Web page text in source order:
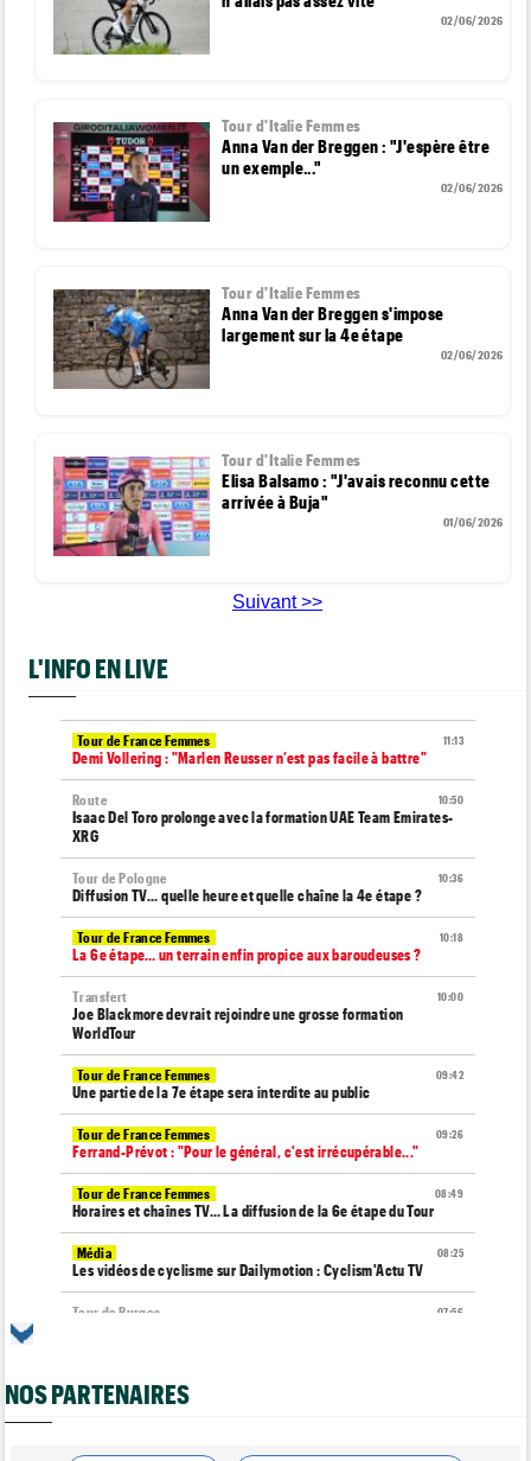
02/06/2026
Tour d'Italie Femmes
Anna Van der Breggen : "J'espère être
un exemple..."
02/06/2026
Tour d'Italie Femmes
Anna Van der Breggen s'impose
largement sur la 4e étape
02/06/2026
Tour d'Italie Femmes
Elisa Balsamo : "J'avais reconnu cette
arrivée à Buja"
01/06/2026
Suivant >>
L'INFO EN LIVE
11:13
Tour de France Femmes
Demi Vollering : "Marlen Reusser n’est pas facile à battre"
10:50
Route
Isaac Del Toro prolonge avec la formation UAE Team Emirates-
XRG
10:36
Tour de Pologne
Diffusion TV... quelle heure et quelle chaîne la 4e étape ?
10:18
Tour de France Femmes
La 6e étape… un terrain enfin propice aux baroudeuses ?
10:00
Transfert
Joe Blackmore devrait rejoindre une grosse formation
WorldTour
09:42
Tour de France Femmes
Une partie de la 7e étape sera interdite au public
09:26
Tour de France Femmes
Ferrand-Prévot : "Pour le général, c'est irrécupérable..."
08:49
Tour de France Femmes
Horaires et chaînes TV… La diffusion de la 6e étape du Tour
08:25
Média
Les vidéos de cyclisme sur Dailymotion : Cyclism'Actu TV
07:56
Tour de Burgos
Tour de France Femmes, Pologne, Burgos… au programme de la
semaine
NOS PARTENAIRES